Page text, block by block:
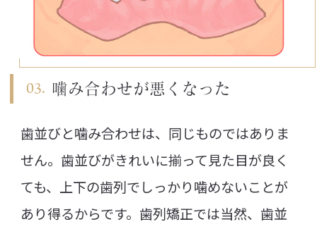
噛み合わせが悪くなった
歯並びと噛み合わせは、同じものではありま
せん。歯並びがきれいに揃って見た目が良く
ても、上下の歯列でしっかり噛めないことが
あり得るからです。歯列矯正では当然、歯並